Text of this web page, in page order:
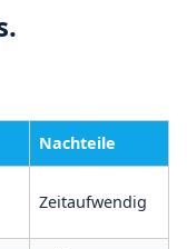
Nachteile
Zeitaufwendig